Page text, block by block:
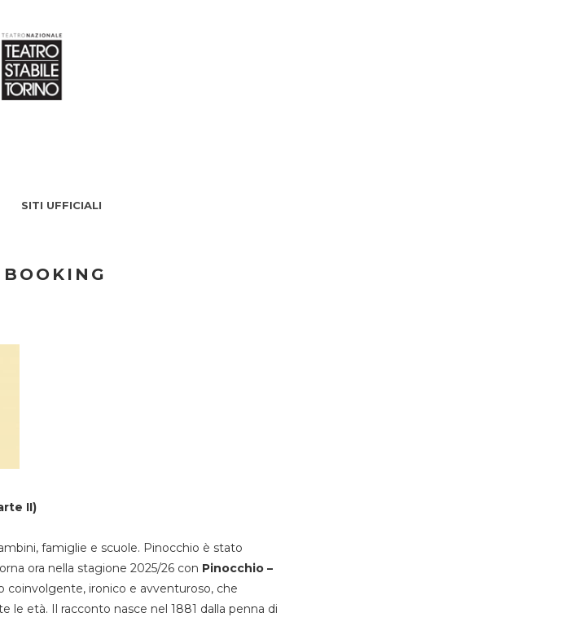
SITI UFFICIALI
II)
famiglie e scuole. Pinocchio è stato
ora nella stagione 2025/26 con Pinocchio –
coinvolgente, ironico e avventuroso, che
le età. Il racconto nasce nel 1881 dalla penna di